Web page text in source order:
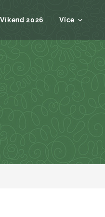
Víkend 2026 Více